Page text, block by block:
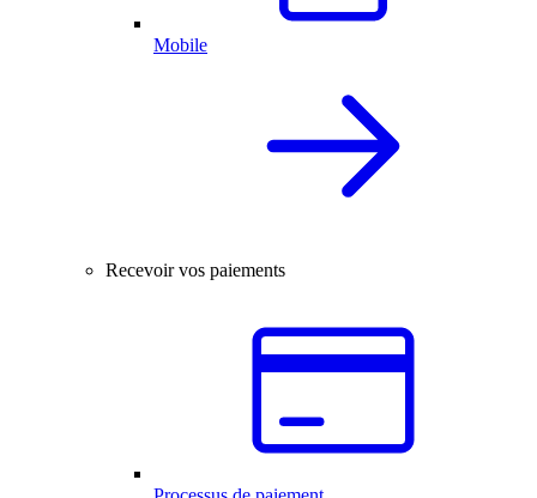
Mobile
Recevoir vos paiements